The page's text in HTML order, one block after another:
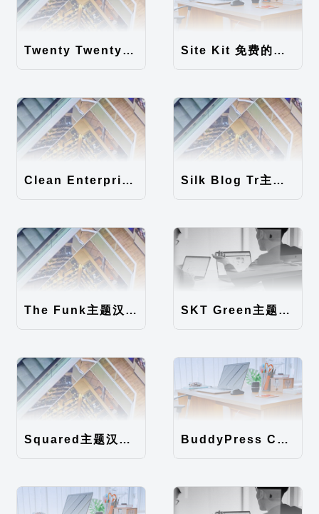
Twenty Twenty-Five 免费的WordPress内容主题 Site Kit 免费的WordPress数据统计插件
Clean Enterprise主题汉化包 Silk Blog Tr主题汉化包
The Funk主题汉化包 SKT Green主题汉化包
Squared主题汉化包 BuddyPress Colours主题汉化包